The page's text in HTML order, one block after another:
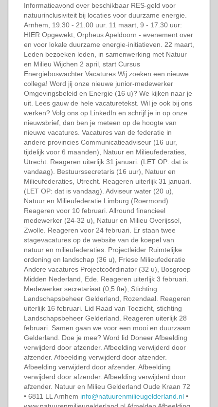
Informatieavond over beschikbaar RES-geld voor
natuurinclusiviteit bij locaties voor duurzame energie.
Arnhem, 19.30 - 21.00 uur. 11 maart, 9 - 17.30 uur:
HIER Opgewekt, Orpheus Apeldoorn - evenement over
en voor lokale duurzame energie-initiatieven. 22 maart,
Leden bezoeken leden, in samenwerking met Natuur
en Milieu Wijchen 2 april, start Cursus
Energieboswachter Vacatures Wij zoeken een nieuwe
collega! Word jij onze nieuwe junior-medewerker
Omgevingsbeleid en Energie (16 u)? We kijken naar je
uit. Lees gauw de hele vacaturetekst. Wil je ook bij ons
werken? Volg ons op LinkedIn en schrijf je in op onze
nieuwsbrief, dan ben je meteen op de hoogte van
nieuwe vacatures. Vacatures van de federatie in
andere provincies Communicatieadviseur (16 uur,
tijdelijk voor 6 maanden), Natuur en Milieufederaties,
Utrecht. Reageren uiterlijk 31 januari. (LET OP: dat is
vandaag). Bestuurssecretaris (16 uur), Natuur en
Milieufederaties, Utrecht. Reageren uiterlijk 31 januari.
(LET OP: dat is vandaag). Adviseur water (20 u),
Natuur en Milieufederatie Limburg (Roermond).
Reageren voor 10 februari. Allround financieel
medewerker (24-32 u), Natuur en Milieu Overijssel,
Zwolle. Reageren voor 24 februari. Er staan twee
stagevacatures op de website van de koepel van
natuur en milieufederaties. Projectleider Ruimtelijke
ordening en landschap (36 u), Friese Milieufederatie
Andere vacatures Projectcoördinator (32 u), Bosgroep
Midden Nederland, Ede. Reageren uiterlijk 3 februari.
Medewerker secretariaat (0,5 fte), Stichting
Landschapsbeheer Gelderland, Rozendaal. Reageren
uiterlijk 16 februari. Lid Raad van Toezicht, stichting
Landschapsbeheer Gelderland. Reageren uiterlijk 28
februari. Samen gaan we voor een mooi en duurzaam
Gelderland. Doe je mee? Word lid Doneer Afbeelding
verwijderd door afzender. Afbeelding verwijderd door
afzender. Afbeelding verwijderd door afzender.
Afbeelding verwijderd door afzender. Afbeelding
verwijderd door afzender. Afbeelding verwijderd door
afzender. Natuur en Milieu Gelderland Oude Kraan 72
• 6811 LL Arnhem info@natuurenmilieugelderland.nl •